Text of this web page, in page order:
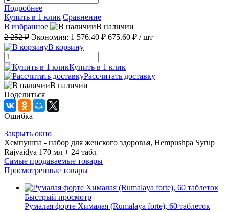
Подробнее
Купить в 1 клик Сравнение
В избранное
В наличии
2 252 ₽ Экономия: 1 576.40 ₽ 675.60 ₽ / шт
В корзину
Купить в 1 клик
Рассчитать доставку
В наличии
Поделиться
Ошибка
Закрыть окно
Хемпушпа - набор для женского здоровья, Hempushpa Syrup
Rajvaidya 170 мл + 24 табл
Самые продаваемые товары
Просмотренные товары
Быстрый просмотр
Румалая форте Хималая (Rumalaya forte), 60 таблеток